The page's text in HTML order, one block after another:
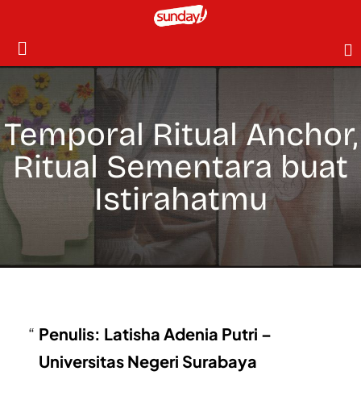
Temporal Ritual Anchor,
Ritual Sementara buat
Istirahatmu
Penulis: Latisha Adenia Putri –
Universitas Negeri Surabaya